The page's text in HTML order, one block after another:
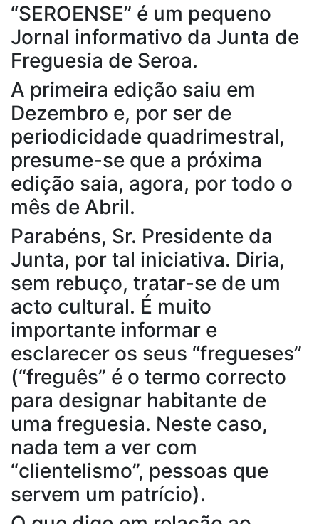
“SEROENSE” é um pequeno
Jornal informativo da Junta de
Freguesia de Seroa.
A primeira edição saiu em
Dezembro e, por ser de
periodicidade quadrimestral,
presume-se que a próxima
edição saia, agora, por todo o
mês de Abril.
Parabéns, Sr. Presidente da
Junta, por tal iniciativa. Diria,
sem rebuço, tratar-se de um
acto cultural. É muito
importante informar e
esclarecer os seus “fregueses”
(“freguês” é o termo correcto
para designar habitante de
uma freguesia. Neste caso,
nada tem a ver com
“clientelismo”, pessoas que
servem um patrício).